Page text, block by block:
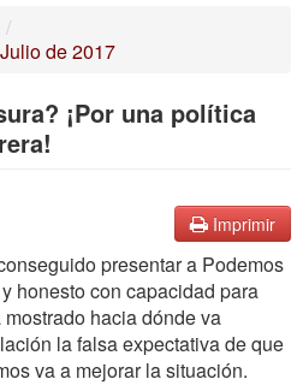
/
de 2017
¡Por una política
Imprimir
presentar a Podemos
honesto con capacidad para
hacia dónde va
la falsa expectativa de que
va a mejorar la situación.